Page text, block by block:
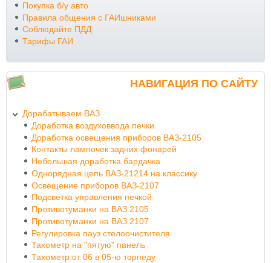
Покупка б/у авто
Правила общения с ГАИшниками
Соблюдайте ПДД
Тарифы ГАИ
НАВИГАЦИЯ ПО САЙТУ
Дорабатываем ВАЗ
Доработка воздуховвода печки
Доработка освещения приборов ВАЗ-2105
Контакты лампочек задних фонарей
Небольшая доработка бардачка
Однорядная цепь ВАЗ-21214 на классику
Освещение приборов ВАЗ-2107
Подсветка управления печкой
Противотуманки на ВАЗ 2105
Противотуманки на ВАЗ 2107
Регулировка пауз стелоочистителя
Тахометр на "пятую" панель
Тахометр от 06 в 05-ю торпеду